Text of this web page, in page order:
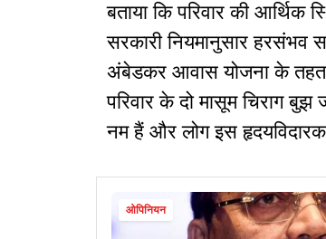
बताया कि परिवार की
सरकारी नियमानुसार हरसंभव
अंबेडकर आवास योजना के तहत
परिवार के दो मासूम चिराग
नम हैं और लोग इस
ओपिनियन